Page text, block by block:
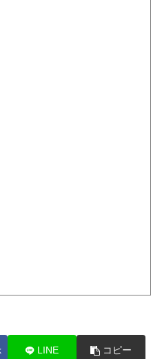
LINE コピー